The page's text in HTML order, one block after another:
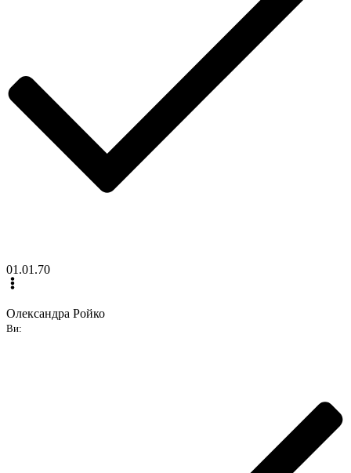
01.01.70
Олександра Ройко
Ви: